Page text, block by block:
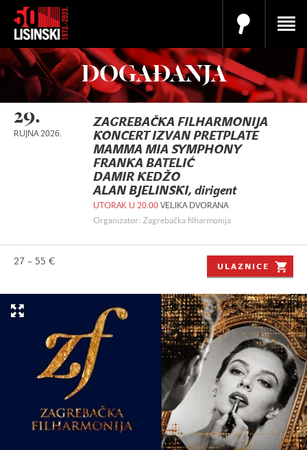
DOGAĐANJA
29.
RUJNA 2026.
ZAGREBAČKA FILHARMONIJA
KONCERT IZVAN PRETPLATE
MAMMA MIA SYMPHONY
FRANKA BATELIĆ
DAMIR KEDŽO
ALAN BJELINSKI, dirigent
UTORAK U 20:00 VELIKA DVORANA
Organizator: Zagrebačka filharmonija
27 – 55 €
ULAZNICE